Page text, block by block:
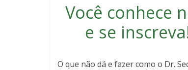
Você conhece
e se inscreva
O que não dá e fazer como o Dr.